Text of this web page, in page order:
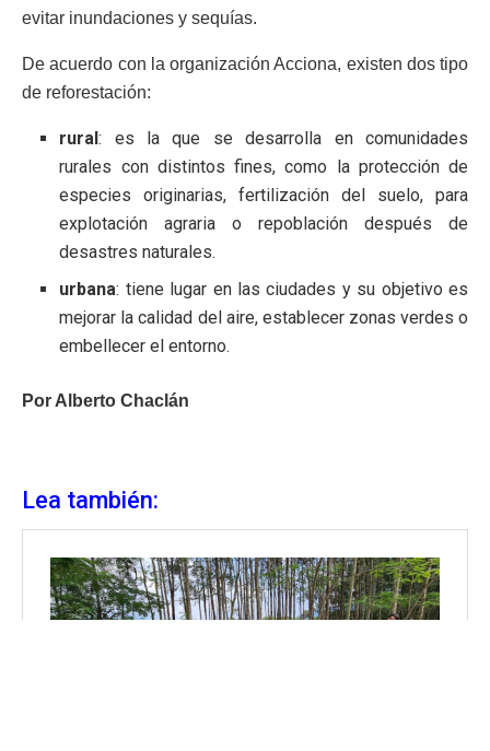
evitar inundaciones y sequías.
De acuerdo con la organización Acciona, existen dos tipo
de reforestación:
rural: es la que se desarrolla en comunidades
rurales con distintos fines, como la protección de
especies originarias, fertilización del suelo, para
explotación agraria o repoblación después de
desastres naturales.
urbana: tiene lugar en las ciudades y su objetivo es
mejorar la calidad del aire, establecer zonas verdes o
embellecer el entorno.
Por Alberto Chaclán
Lea también: